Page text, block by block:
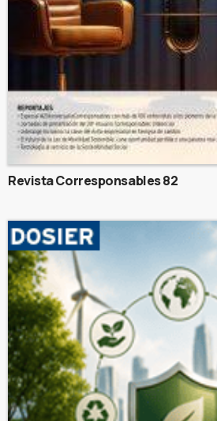
Revista Corresponsables 82